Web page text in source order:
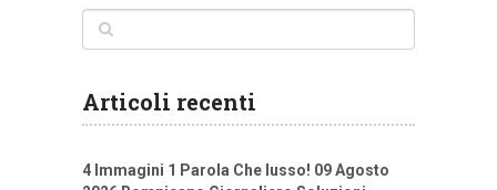
Articoli recenti
4 Immagini 1 Parola Che lusso! 09 Agosto